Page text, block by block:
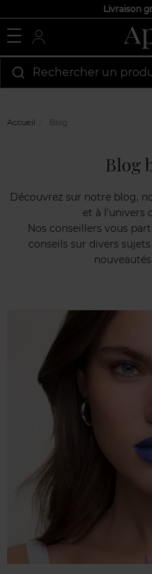
Livraison
Rechercher un
Accueil Blog
Blog
Découvrez sur notre blog,
et à l'univers
Nos conseillers vous
conseils sur divers